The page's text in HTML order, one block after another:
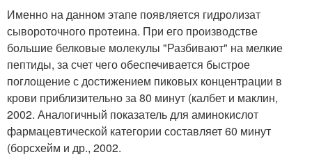
Именно на данном этапе появляется гидролизат
сывороточного протеина. При его производстве
большие белковые молекулы "Разбивают" на мелкие
пептиды, за счет чего обеспечивается быстрое
поглощение с достижением пиковых концентрации в
крови приблизительно за 80 минут (калбет и маклин,
2002. Аналогичный показатель для аминокислот
фармацевтической категории составляет 60 минут
(борсхейм и др., 2002.